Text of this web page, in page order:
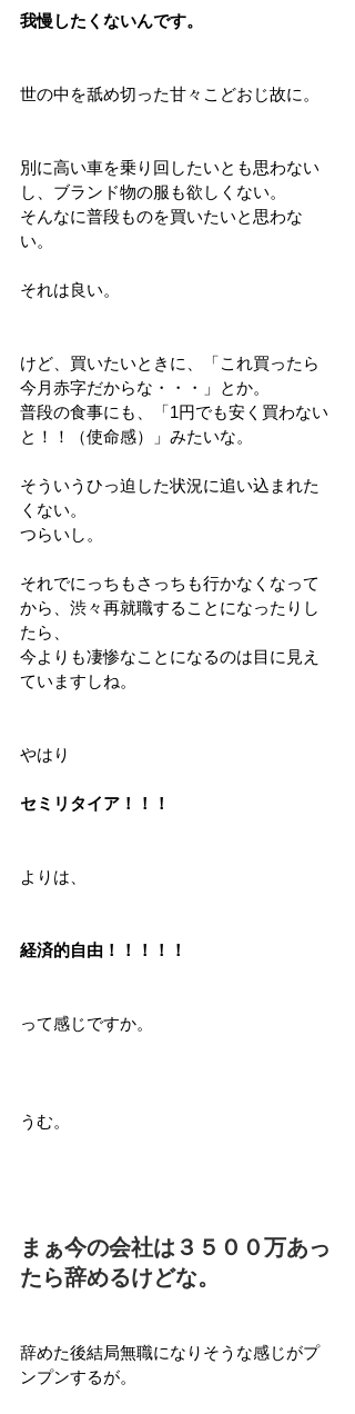
我慢したくないんです。
世の中を舐め切った甘々こどおじ故に。
別に高い車を乗り回したいとも思わない
し、ブランド物の服も欲しくない。
そんなに普段ものを買いたいと思わな
い。
それは良い。
けど、買いたいときに、「これ買ったら
今月赤字だからな・・・」とか。
普段の食事にも、「1円でも安く買わない
と！！（使命感）」みたいな。
そういうひっ迫した状況に追い込まれた
くない。
つらいし。
それでにっちもさっちも行かなくなって
から、渋々再就職することになったりし
たら、
今よりも凄惨なことになるのは目に見え
ていますしね。
やはり
セミリタイア！！！
よりは、
経済的自由！！！！！
って感じですか。
うむ。
まぁ今の会社は３５００万あっ
たら辞めるけどな。
辞めた後結局無職になりそうな感じがプ
ンプンするが。